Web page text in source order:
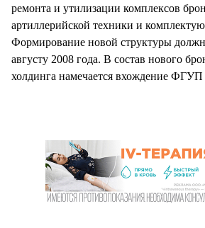
ремонта и утилизации комплексов
артиллерийской техники и
Формирование новой структуры
августу 2008 года. В состав нового
холдинга намечается вхождение